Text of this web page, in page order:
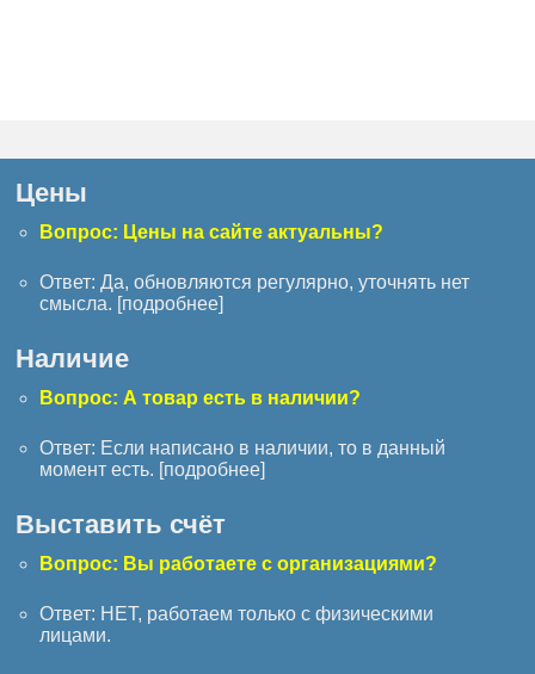
Цены
Вопрос: Цены на сайте актуальны?
Ответ: Да, обновляются регулярно, уточнять нет
смысла. [подробнее]
Наличие
Вопрос: А товар есть в наличии?
Ответ: Если написано в наличии, то в данный
момент есть. [подробнее]
Выставить счёт
Вопрос: Вы работаете с организациями?
Ответ: НЕТ, работаем только с физическими
лицами.